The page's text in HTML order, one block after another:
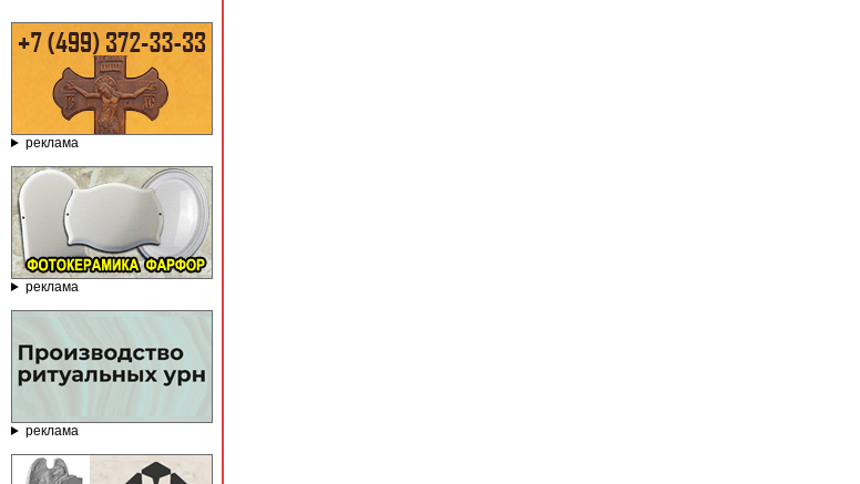
реклама
реклама
реклама